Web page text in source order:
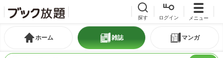
探す ログイン メニュー
ホーム 雑誌 マンガ